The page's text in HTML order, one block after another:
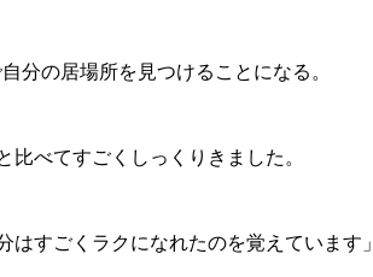
分の居場所を見つけることになる。
べてすごくしっくりきました。
すごくラクになれたのを覚えています」